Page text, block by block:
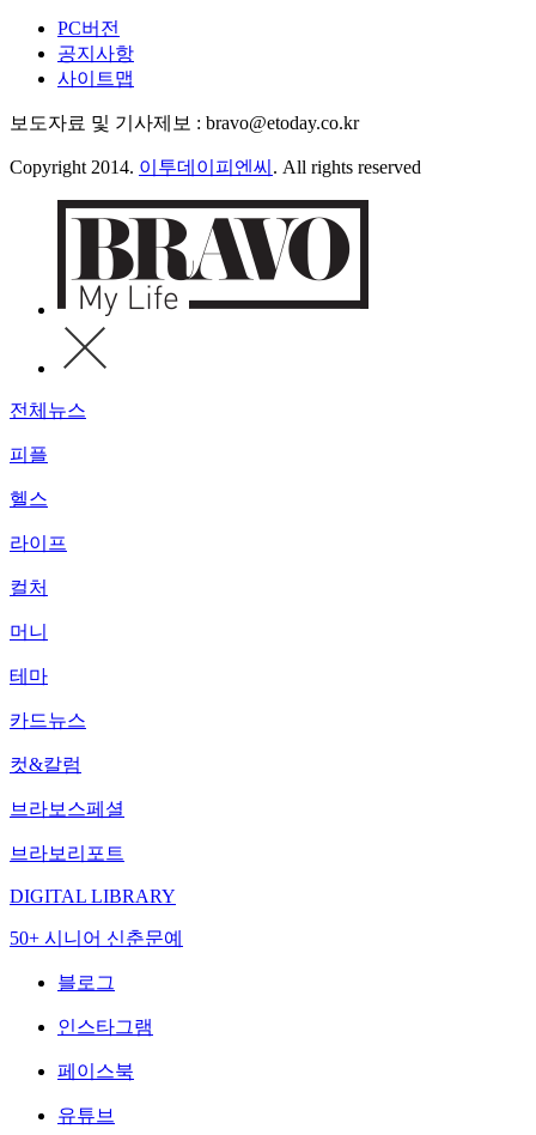
PC버전
공지사항
사이트맵
보도자료 및 기사제보 : bravo@etoday.co.kr
Copyright 2014. 이투데이피엔씨 . All rights reserved
전체뉴스
피플
헬스
라이프
컬처
머니
테마
카드뉴스
컷&칼럼
브라보스페셜
브라보리포트
DIGITAL LIBRARY
50+ 시니어 신춘문예
블로그
인스타그램
페이스북
유튜브